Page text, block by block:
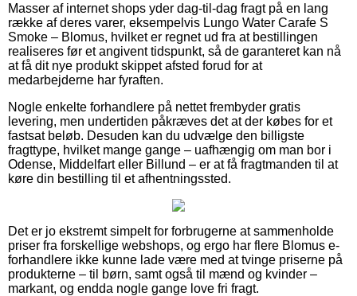
Masser af internet shops yder dag-til-dag fragt på en lang
række af deres varer, eksempelvis Lungo Water Carafe S
Smoke – Blomus, hvilket er regnet ud fra at bestillingen
realiseres før et angivent tidspunkt, så de garanteret kan nå
at få dit nye produkt skippet afsted forud for at
medarbejderne har fyraften.
Nogle enkelte forhandlere på nettet frembyder gratis
levering, men undertiden påkræves det at der købes for et
fastsat beløb. Desuden kan du udvælge den billigste
fragttype, hvilket mange gange – uafhængig om man bor i
Odense, Middelfart eller Billund – er at få fragtmanden til at
køre din bestilling til et afhentningssted.
Det er jo ekstremt simpelt for forbrugerne at sammenholde
priser fra forskellige webshops, og ergo har flere Blomus e-
forhandlere ikke kunne lade være med at tvinge priserne på
produkterne – til børn, samt også til mænd og kvinder –
markant, og endda nogle gange love fri fragt.